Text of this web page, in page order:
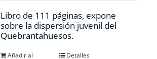
Libro de 111 páginas, expone
sobre la dispersión juvenil del
Quebrantahuesos.
Añadir al
Detalles